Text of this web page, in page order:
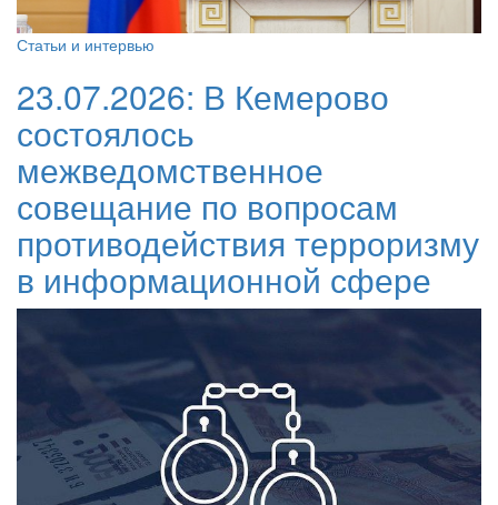
Статьи и интервью
23.07.2026: В Кемерово
состоялось
межведомственное
совещание по вопросам
противодействия терроризму
в информационной сфере